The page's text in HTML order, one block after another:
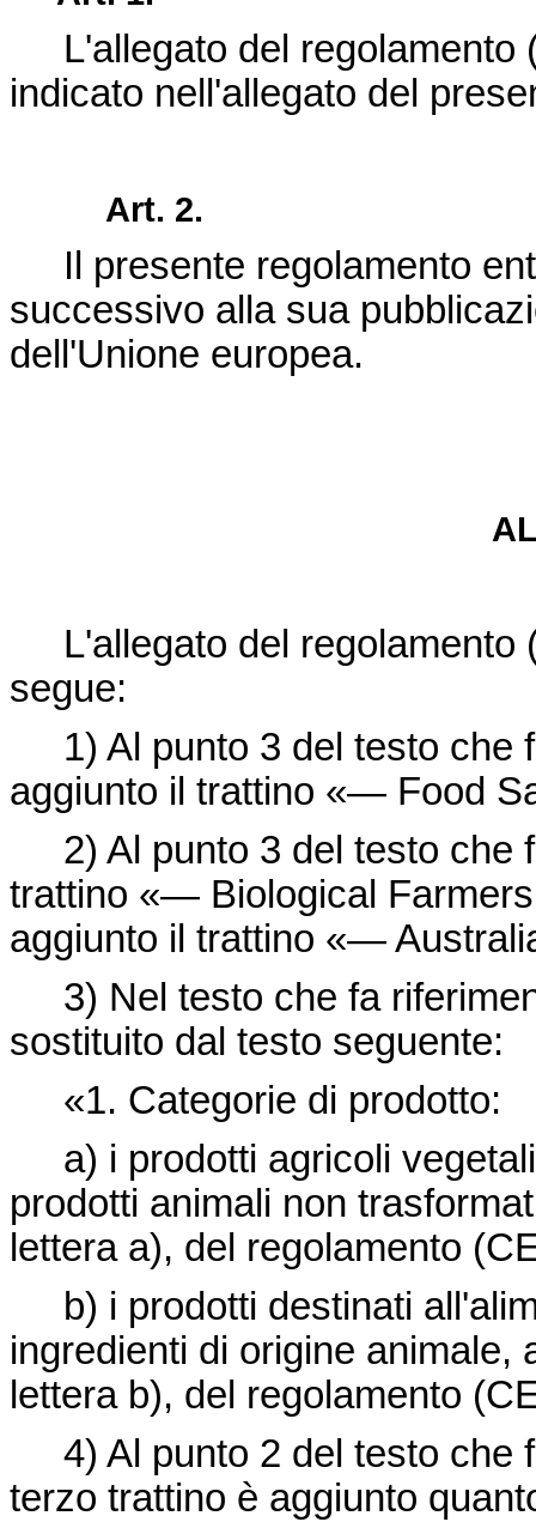
L'allegato del
indicato nell'allegato del
Art. 2.
Il presente regolamento
successivo alla sua
dell'Unione europea.
L'allegato del regolamento
segue:
1) Al punto 3 del testo che
aggiunto il trattino «— Food
2) Al punto 3 del testo che
trattino «— Biological
aggiunto il trattino «—
3) Nel testo che fa
sostituito dal testo seguente:
«1. Categorie di prodotto:
a) i prodotti agricoli
prodotti animali non
lettera a), del regolamento
b) i prodotti destinati
ingredienti di origine animale,
lettera b), del regolamento
4) Al punto 2 del testo che
terzo trattino è aggiunto